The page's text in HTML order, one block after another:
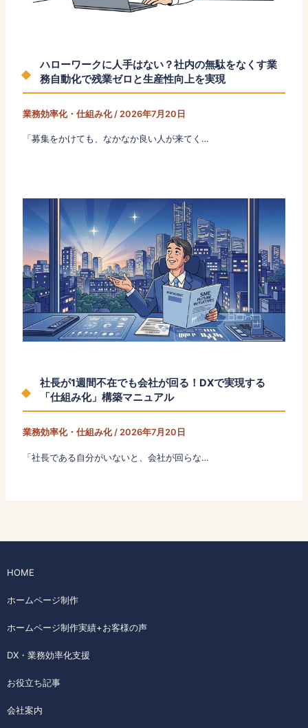
ハローワークに人手はない？社内の無駄をなくす業
務自動化で残業ゼロと生産性向上を実現
業務効率化・仕組み化/ 2026年7月20日
「募集をかけても、なかなか良い人が来てく…
社長が1週間不在でも会社が回る！DXで実現する
「仕組み化」構築マニュアル
業務効率化・仕組み化/ 2026年7月20日
「社長である自分がいないと、会社が回らな…
HOME
ホームページ制作
ホームページ制作実績+お客様の声
DX・業務効率化支援
お役立ち記事
会社案内